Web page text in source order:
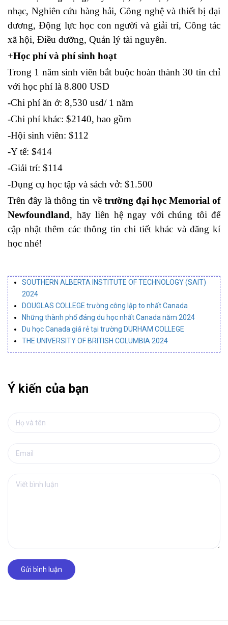
nhạc, Nghiên cứu hàng hải, Công nghệ và thiết bị đại
dương, Động lực học con người và giải trí, Công tác
xã hội, Điều dưỡng, Quản lý tài nguyên.
+Học phí và phí sinh hoạt
Trong 1 năm sinh viên bắt buộc hoàn thành 30 tín chỉ
với học phí là 8.800 USD
-Chi phí ăn ở: 8,530 usd/ 1 năm
-Chi phí khác: $2140, bao gồm
-Hội sinh viên: $112
-Y tế: $414
-Giải trí: $114
-Dụng cụ học tập và sách vở: $1.500
Trên đây là thông tin về trường đại học Memorial of
Newfoundland, hãy liên hệ ngay với chúng tôi để
cập nhật thêm các thông tin chi tiết khác và đăng kí
học nhé!
SOUTHERN ALBERTA INSTITUTE OF TECHNOLOGY (SAIT)
2024
DOUGLAS COLLEGE trường công lập to nhất Canada
Những thành phố đáng du học nhất Canada năm 2024
Du học Canada giá rẻ tại trường DURHAM COLLEGE
THE UNIVERSITY OF BRITISH COLUMBIA 2024
Ý kiến của bạn
Gửi bình luận